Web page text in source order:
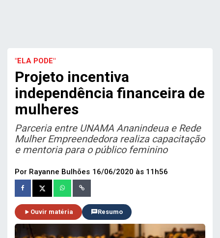
"ELA PODE"
Projeto incentiva
independência financeira de
mulheres
Parceria entre UNAMA Ananindeua e Rede
Mulher Empreendedora realiza capacitação
e mentoria para o público feminino
Por Rayanne Bulhões 16/06/2020 às 11h56
Ouvir matéria Resumo